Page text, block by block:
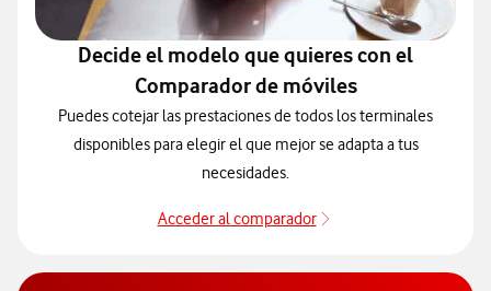
Decide el modelo que quieres con el
Comparador de móviles
Puedes cotejar las prestaciones de todos los terminales
disponibles para elegir el que mejor se adapta a tus
necesidades.
Acceder al comparador